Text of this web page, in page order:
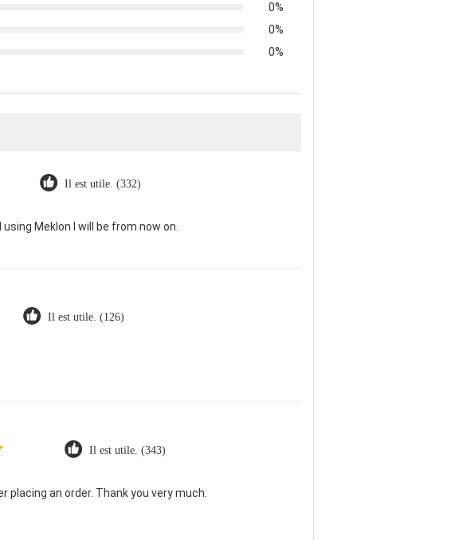
0%
0%
0%
Il est utile. (332)
Meklon I will be from now on.
Il est utile. (126)
Il est utile. (343)
an order. Thank you very much.